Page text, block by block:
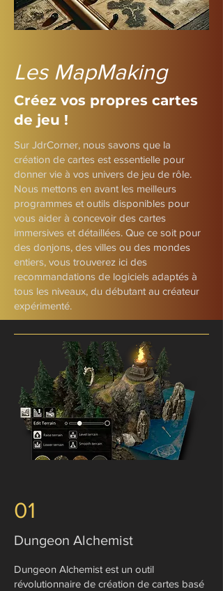
Les MapMaking
Créez vos propres cartes
de jeu !
Sur JdrCorner, nous savons que la
création de cartes est essentielle pour
donner vie à vos univers de jeu de rôle.
Nous mettons en avant les meilleurs
programmes et outils disponibles pour
vous aider à concevoir des cartes
immersives et détaillées. Que ce soit pour
des donjons, des villes ou des mondes
entiers, vous trouverez ici des
recommandations de logiciels adaptés à
tous les niveaux, du débutant au créateur
expérimenté.
01
Dungeon Alchemist
​Dungeon Alchemist est un outil
révolutionnaire de création de cartes basé